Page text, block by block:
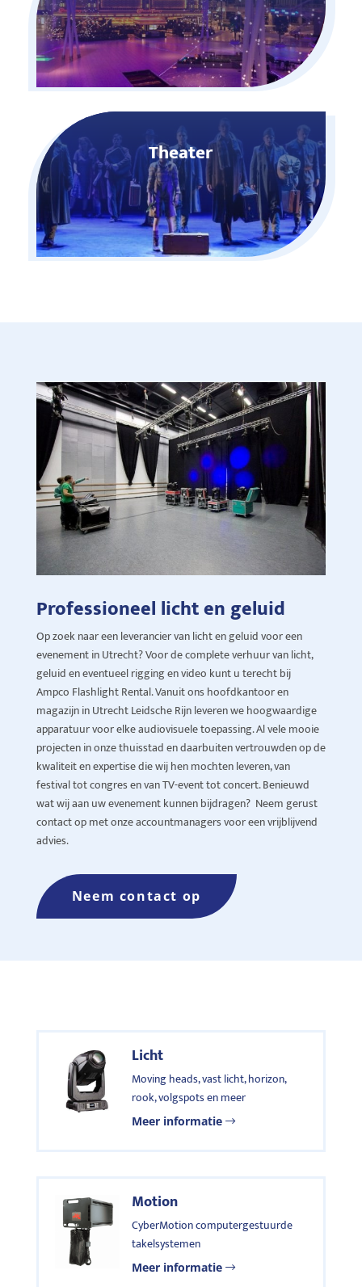
Theater
Professioneel licht en geluid
Op zoek naar een leverancier van licht en geluid voor een
evenement in Utrecht? Voor de complete verhuur van licht,
geluid en eventueel rigging en video kunt u terecht bij
Ampco Flashlight Rental. Vanuit ons hoofdkantoor en
magazijn in Utrecht Leidsche Rijn leveren we hoogwaardige
apparatuur voor elke audiovisuele toepassing. Al vele mooie
projecten in onze thuisstad en daarbuiten vertrouwden op de
kwaliteit en expertise die wij hen mochten leveren, van
festival tot congres en van TV-event tot concert. Benieuwd
wat wij aan uw evenement kunnen bijdragen? Neem gerust
contact op met onze accountmanagers voor een vrijblijvend
advies.
Neem contact op
Licht
Moving heads, vast licht, horizon,
rook, volgspots en meer
Meer informatie
Motion
CyberMotion computergestuurde
takelsystemen
Meer informatie